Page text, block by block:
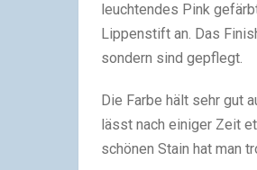
leuchtendes Pink
Lippenstift an. Das
sondern sind gepflegt.
Die Farbe hält sehr gut
lässt nach einiger Zeit
schönen Stain hat man